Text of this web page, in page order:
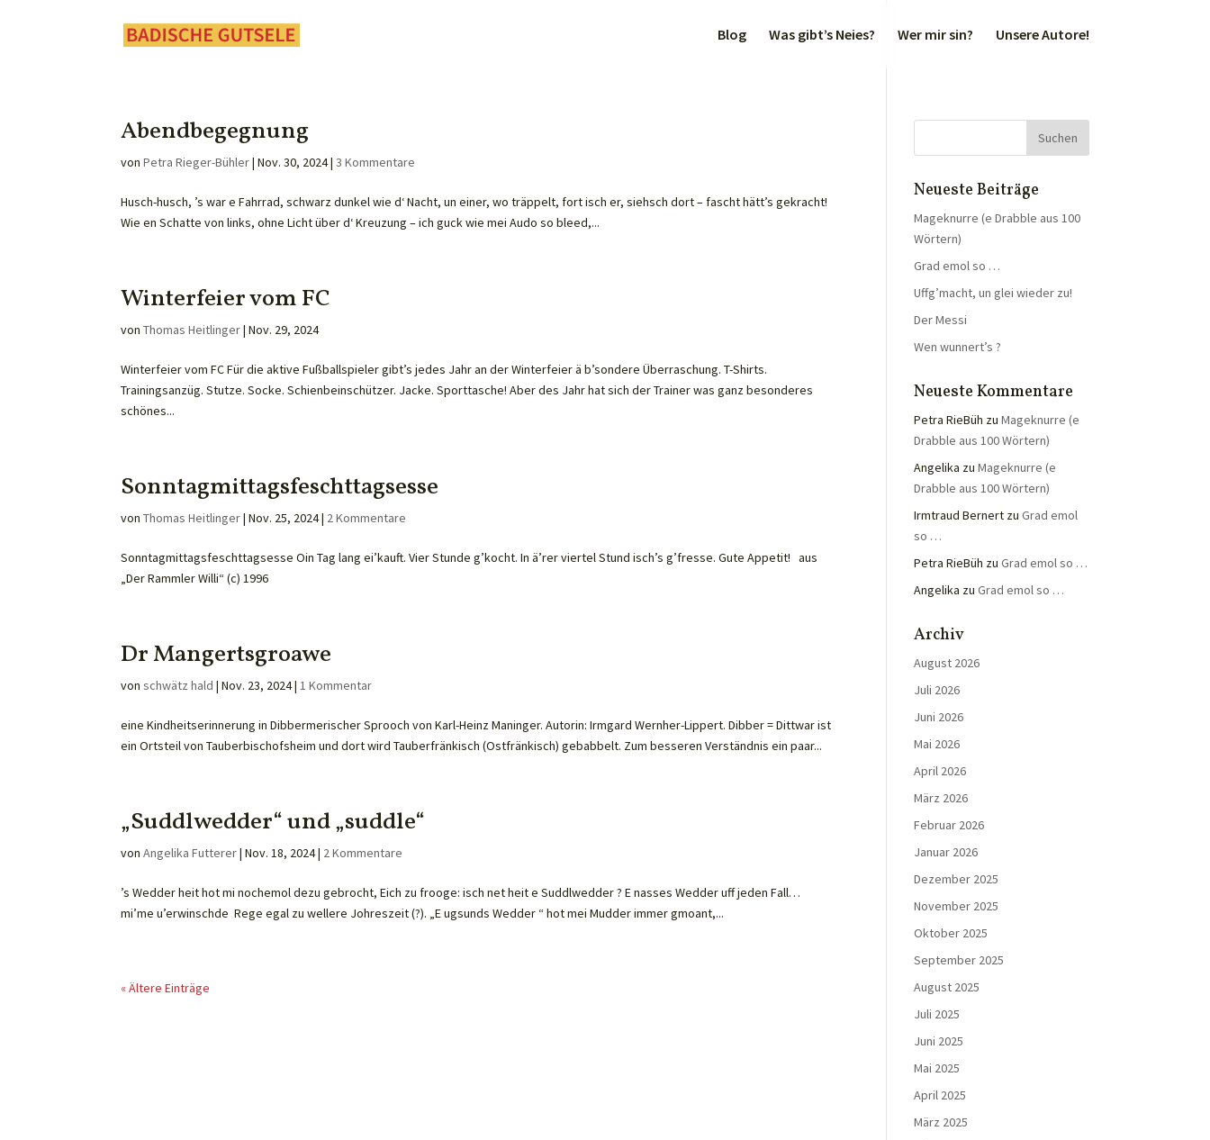
Blog Was gibt’s Neies? Wer mir sin? Unsere Autore!
Abendbegegnung
vonPetra Rieger-Bühler|Nov. 30, 2024|3 Kommentare
Husch-husch, ’s war e Fahrrad, schwarz dunkel wie d‘ Nacht, un einer, wo träppelt, fort isch er, siehsch dort – fascht hätt’s gekracht!
Wie en Schatte von links, ohne Licht über d‘ Kreuzung – ich guck wie mei Audo so bleed,...
Winterfeier vom FC
vonThomas Heitlinger|Nov. 29, 2024
Winterfeier vom FC Für die aktive Fußballspieler gibt’s jedes Jahr an der Winterfeier ä b’sondere Überraschung. T-Shirts.
Trainingsanzüg. Stutze. Socke. Schienbeinschützer. Jacke. Sporttasche! Aber des Jahr hat sich der Trainer was ganz besonderes
schönes...
Sonntagmittagsfeschttagsesse
vonThomas Heitlinger|Nov. 25, 2024| 2 Kommentare
Sonntagmittagsfeschttagsesse Oin Tag lang ei’kauft. Vier Stunde g’kocht. In ä’rer viertel Stund isch’s g’fresse. Gute Appetit! aus
„Der Rammler Willi“ (c) 1996
Dr Mangertsgroawe
vonschwätz hald |Nov. 23, 2024|1 Kommentar
eine Kindheitserinnerung in Dibbermerischer Sprooch von Karl-Heinz Maninger. Autorin: Irmgard Wernher-Lippert. Dibber = Dittwar ist
ein Ortsteil von Tauberbischofsheim und dort wird Tauberfränkisch (Ostfränkisch) gebabbelt. Zum besseren Verständnis ein paar...
„Suddlwedder“ und „suddle“
vonAngelika Futterer|Nov. 18, 2024| 2 Kommentare
’s Wedder heit hot mi nochemol dezu gebrocht, Eich zu frooge: isch net heit e Suddlwedder ? E nasses Wedder uff jeden Fall…
mi’me u’erwinschde Rege egal zu wellere Johreszeit (?). „E ugsunds Wedder “ hot mei Mudder immer gmoant,...
« Ältere Einträge
Neueste Beiträge
Mageknurre (e Drabble aus 100
Wörtern)
Grad emol so …
Uffg’macht, un glei wieder zu!
Der Messi
Wen wunnert’s ?
Neueste Kommentare
Petra RieBüh zuMageknurre (e
Drabble aus 100 Wörtern)
Angelika zuMageknurre (e
Drabble aus 100 Wörtern)
Irmtraud Bernert zuGrad emol
so …
Petra RieBüh zuGrad emol so …
Angelika zuGrad emol so …
Archiv
August 2026
Juli 2026
Juni 2026
Mai 2026
April 2026
März 2026
Februar 2026
Januar 2026
Dezember 2025
November 2025
Oktober 2025
September 2025
August 2025
Juli 2025
Juni 2025
Mai 2025
April 2025
März 2025